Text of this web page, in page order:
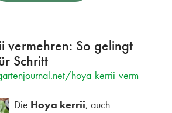
vermehren: So gelingt
Schritt
hoya-kerrii-verm
Die Hoya kerrii, auch